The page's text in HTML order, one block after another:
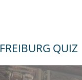
FREIBURG QUIZ